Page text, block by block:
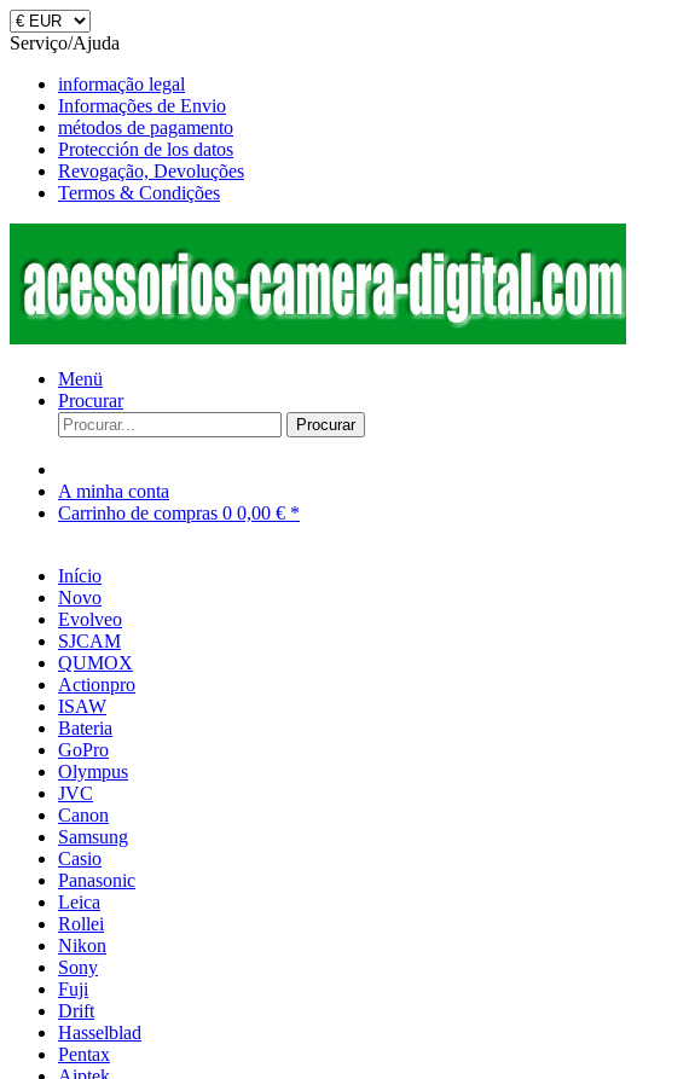
Serviço/Ajuda
informação legal
Informações de Envio
métodos de pagamento
Protección de los datos
Revogação, Devoluções
Termos & Condições
Menü
Procurar
Procurar
A minha conta
Carrinho de compras 0 0,00 € *
Início
Novo
Evolveo
SJCAM
QUMOX
Actionpro
ISAW
Bateria
GoPro
Olympus
JVC
Canon
Samsung
Casio
Panasonic
Leica
Rollei
Nikon
Sony
Fuji
Drift
Hasselblad
Pentax